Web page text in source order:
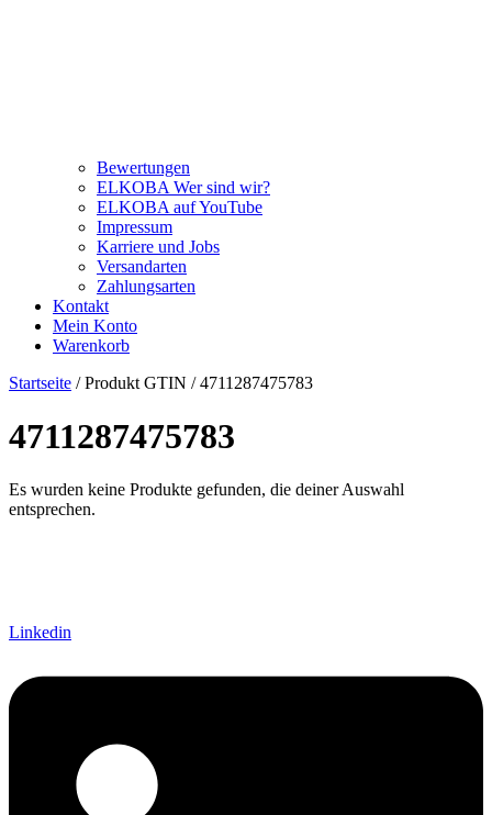
Bewertungen
ELKOBA Wer sind wir?
ELKOBA auf YouTube
Impressum
Karriere und Jobs
Versandarten
Zahlungsarten
Kontakt
Mein Konto
Warenkorb
Startseite / Produkt GTIN / 4711287475783
4711287475783
Es wurden keine Produkte gefunden, die deiner Auswahl
entsprechen.
Linkedin